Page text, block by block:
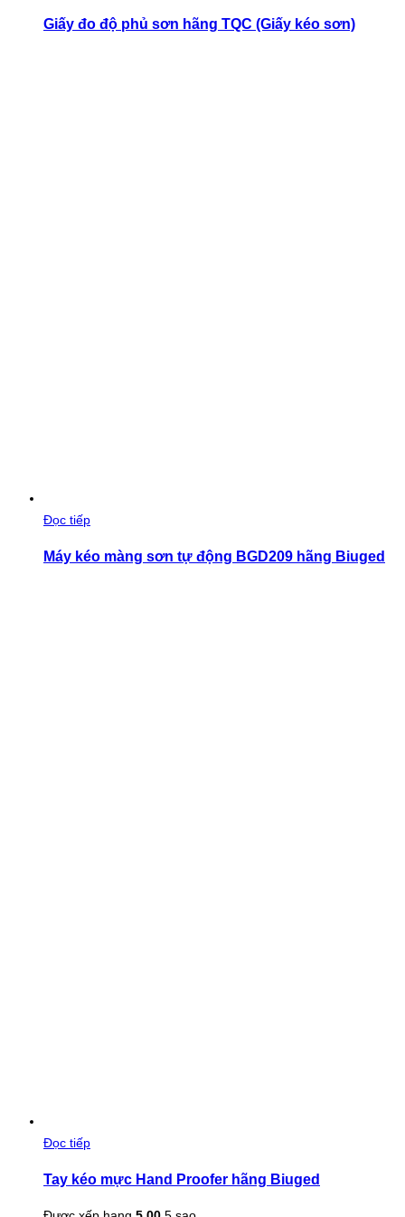
Giấy đo độ phủ sơn hãng TQC (Giấy kéo sơn)
Đọc tiếp
Máy kéo màng sơn tự động BGD209 hãng Biuged
Đọc tiếp
Tay kéo mực Hand Proofer hãng Biuged